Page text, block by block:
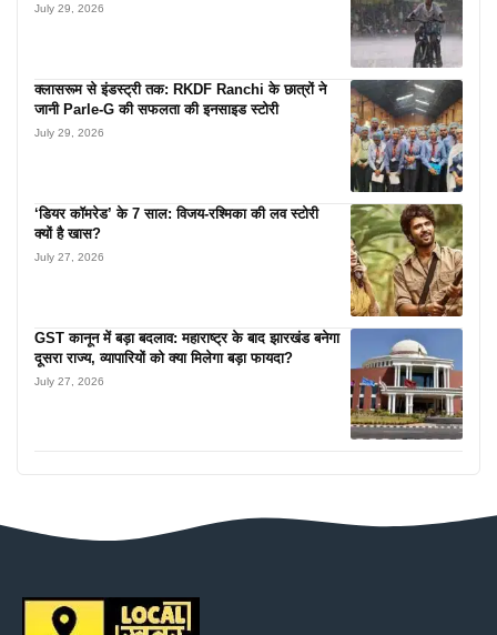
July 29, 2026
क्लासरूम से इंडस्ट्री तक: RKDF Ranchi के छात्रों ने
जानी Parle-G की सफलता की इनसाइड स्टोरी
July 29, 2026
‘डियर कॉमरेड’ के 7 साल: विजय-रश्मिका की लव स्टोरी
क्यों है खास?
July 27, 2026
GST कानून में बड़ा बदलाव: महाराष्ट्र के बाद झारखंड बनेगा
दूसरा राज्य, व्यापारियों को क्या मिलेगा बड़ा फायदा?
July 27, 2026